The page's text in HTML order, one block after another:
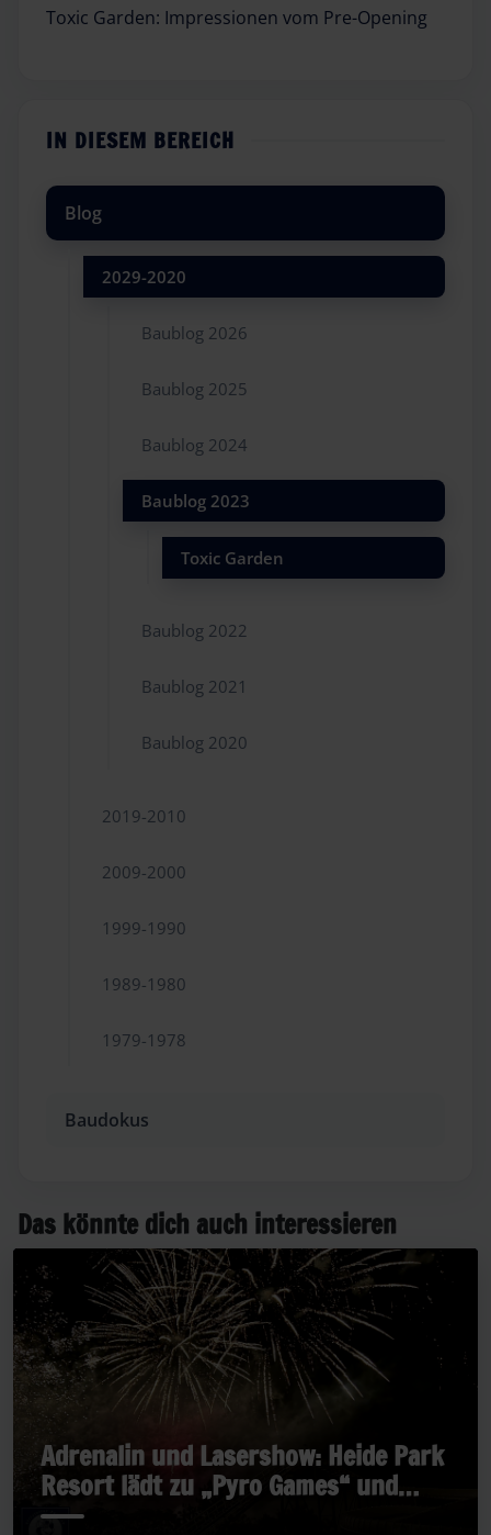
Toxic Garden: Impressionen vom Pre-Opening
IN DIESEM BEREICH
Blog
2029-2020
Baublog 2026
Baublog 2025
Baublog 2024
Baublog 2023
Toxic Garden
Baublog 2022
Baublog 2021
Baublog 2020
2019-2010
2009-2000
1999-1990
1989-1980
1979-1978
Baudokus
Das könnte dich auch interessieren
Adrenalin und Lasershow: Heide Park
Resort lädt zu „Pyro Games“ und
„Late Rides“